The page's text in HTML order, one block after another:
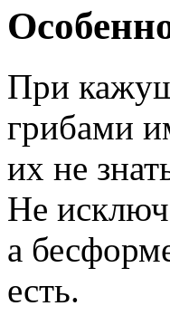
При
грибами
их не
Не
а
есть.